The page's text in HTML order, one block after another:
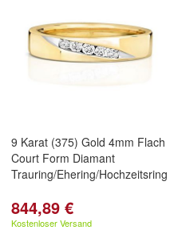
9 Karat (375) Gold 4mm Flach
Court Form Diamant
Trauring/Ehering/Hochzeitsring
844,89 €
Kostenloser Versand